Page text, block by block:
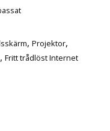
, Projektor,
, Fritt trådlöst Internet